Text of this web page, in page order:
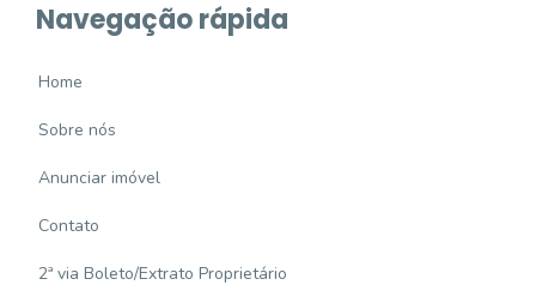
Navegação rápida
Home
Sobre nós
Anunciar imóvel
Contato
2ª via Boleto/Extrato Proprietário